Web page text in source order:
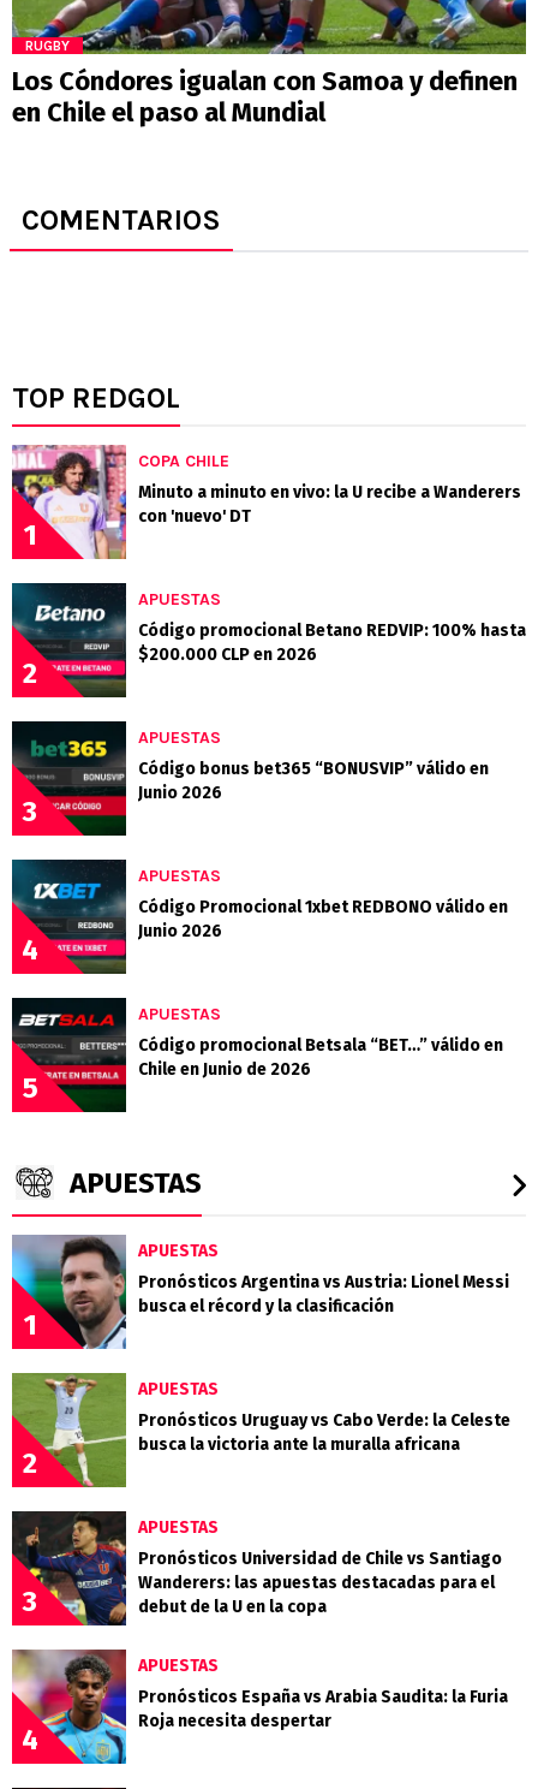
RUGBY
Los Cóndores igualan con Samoa y definen
en Chile el paso al Mundial
COMENTARIOS
TOP REDGOL
1
COPA CHILE
Minuto a minuto en vivo: la U recibe a Wanderers
con 'nuevo' DT
2
APUESTAS
Código promocional Betano REDVIP: 100% hasta
$200.000 CLP en 2026
3
APUESTAS
Código bonus bet365 “BONUSVIP” válido en
Junio 2026
4
APUESTAS
Código Promocional 1xbet REDBONO válido en
Junio 2026
5
APUESTAS
Código promocional Betsala “BET…” válido en
Chile en Junio de 2026
APUESTAS
1
APUESTAS
Pronósticos Argentina vs Austria: Lionel Messi
busca el récord y la clasificación
2
APUESTAS
Pronósticos Uruguay vs Cabo Verde: la Celeste
busca la victoria ante la muralla africana
3
APUESTAS
Pronósticos Universidad de Chile vs Santiago
Wanderers: las apuestas destacadas para el
debut de la U en la copa
4
APUESTAS
Pronósticos España vs Arabia Saudita: la Furia
Roja necesita despertar